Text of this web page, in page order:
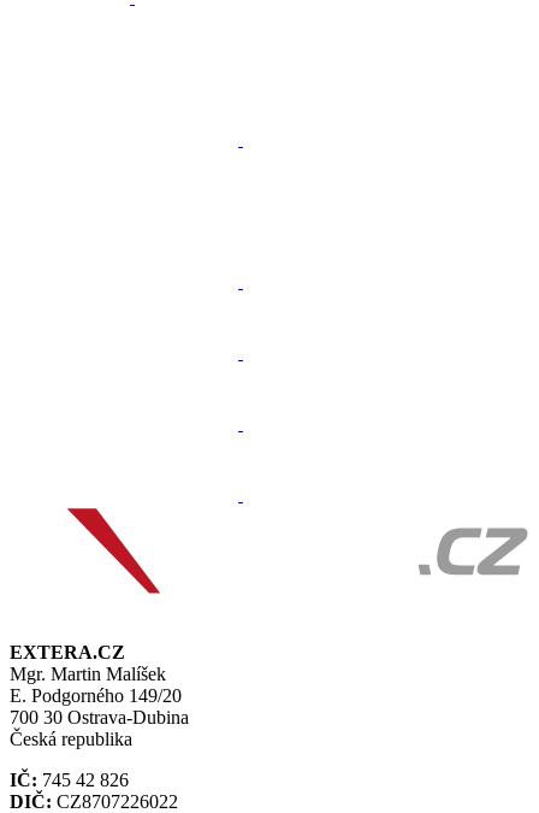
EXTERA.CZ
Mgr. Martin Malíšek
E. Podgorného 149/20
700 30 Ostrava-Dubina
Česká republika
IČ: 745 42 826
DIČ: CZ8707226022